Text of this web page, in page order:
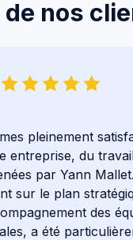
de nos
pleinement
entreprise, du
par Yann
sur le plan
des
a été